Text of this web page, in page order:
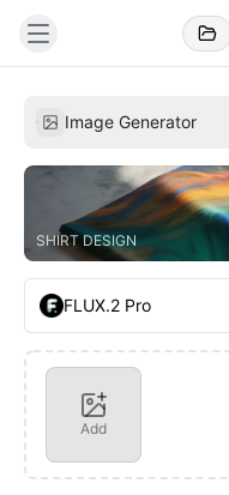
Image Generator
SHIRT DESIGN
FLUX.2 Pro
Add